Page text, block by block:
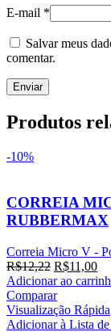
E-mail *
Salvar meus
comentar.
Produtos
-10%
CORREIA
RUBBERMAX
Correia Micro V -
R$12,22 O
preço
original
era:
R$12,22.
R$11,00O
é:
Adicionar ao
Comparar
Visualização Rápida
Adicionar à Lista